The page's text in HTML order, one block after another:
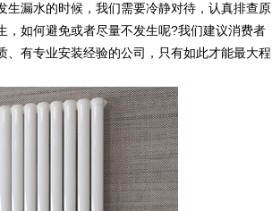
生漏水的时候，我们需要冷静对待，认真排查原
，如何避免或者尽量不发生呢?我们建议消费者
有专业安装经验的公司，只有如此才能最大程